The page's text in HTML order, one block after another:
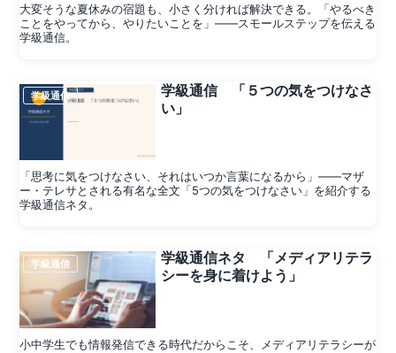
大変そうな夏休みの宿題も、小さく分ければ解決できる。「やるべき
ことをやってから、やりたいことを」——スモールステップを伝える
学級通信。
学級通信
学級通信 「５つの気をつけなさ
い」
「思考に気をつけなさい、それはいつか言葉になるから」——マザ
ー・テレサとされる有名な全文「5つの気をつけなさい」を紹介する
学級通信ネタ。
学級通信
学級通信ネタ 「メディアリテラ
シーを身に着けよう」
小中学生でも情報発信できる時代だからこそ、メディアリテラシーが